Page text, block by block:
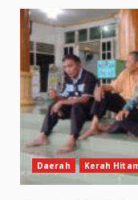
Daerah Kerah